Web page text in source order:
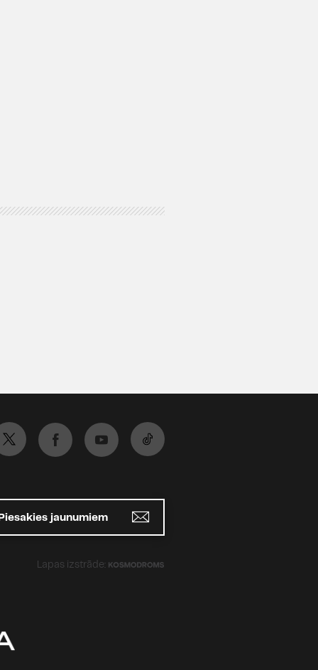
jaunumiem
Lapas izstrāde: